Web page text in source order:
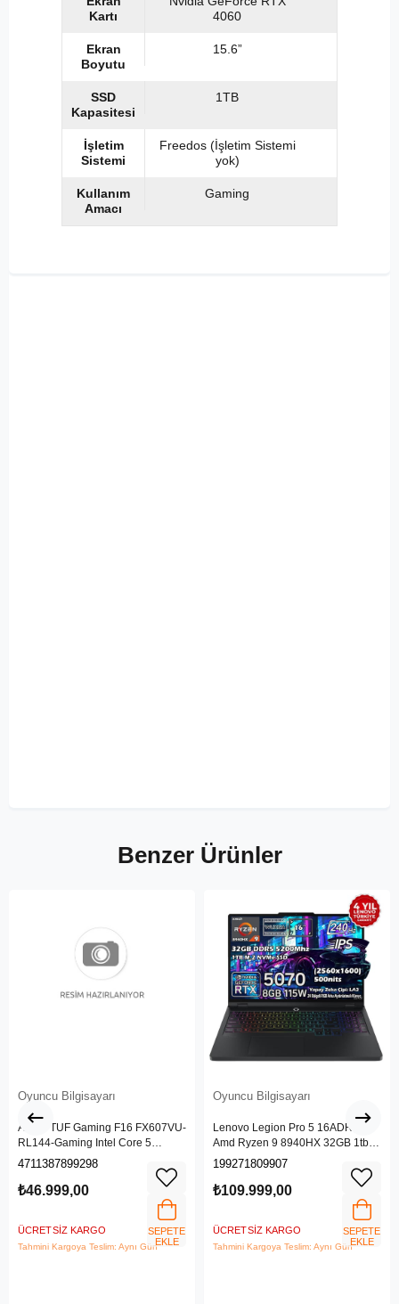
Kartı
4060
Ekran
Boyutu
15.6”
SSD
Kapasitesi
1TB
İşletim
Sistemi
Freedos (İşletim Sistemi
yok)
Kullanım
Amacı
Gaming
Benzer Ürünler
Oyuncu Bilgisayarı
ASUS TUF Gaming F16 FX607VU-
RL144-Gaming Intel Core 5
Processor 210H 16GB 512GB
SSD NVIDIA GeForce RTX 4050
6GB (140W) 144Hz 16" FHD+
4711387899298
₺46.999,00
ÜCRETSIZ KARGO
Tahmini Kargoya Teslim: Aynı Gün
SEPETE
EKLE
Oyuncu Bilgisayarı
Lenovo Legion Pro 5 16ADR10
Amd Ryzen 9 8940HX 32GB 1tb
SSD Rtx 5070 8gb 16" Wqxga
(2560X1600) IPS Panel 240Hz
115W Freedos Taşınabilir Dizüstü
199271809907
₺109.999,00
ÜCRETSIZ KARGO
Tahmini Kargoya Teslim: Aynı Gün
SEPETE
EKLE